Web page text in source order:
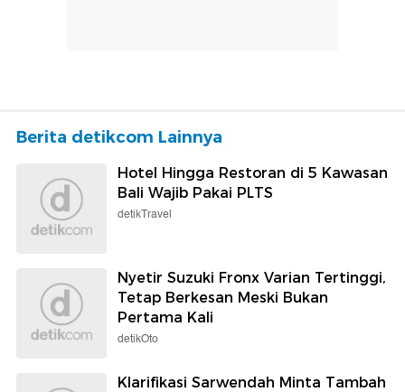
Berita detikcom Lainnya
Hotel Hingga Restoran di 5 Kawasan
Bali Wajib Pakai PLTS
detikTravel
Nyetir Suzuki Fronx Varian Tertinggi,
Tetap Berkesan Meski Bukan
Pertama Kali
detikOto
Klarifikasi Sarwendah Minta Tambah